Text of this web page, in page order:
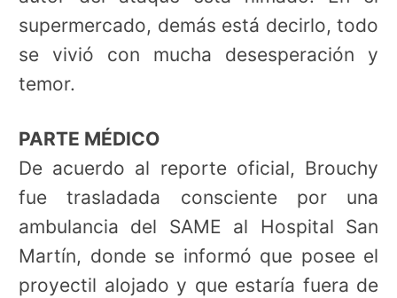
supermercado, demás está decirlo, todo
se vivió con mucha desesperación y
temor.
PARTE MÉDICO
De acuerdo al reporte oficial, Brouchy
fue trasladada consciente por una
ambulancia del SAME al Hospital San
Martín, donde se informó que posee el
proyectil alojado y que estaría fuera de